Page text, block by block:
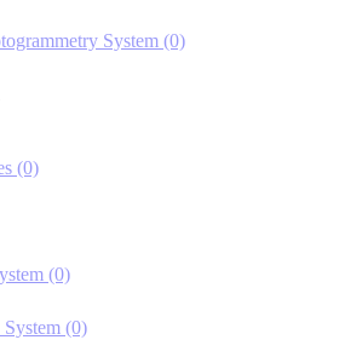
System (0)
(0)
(0)
(0)